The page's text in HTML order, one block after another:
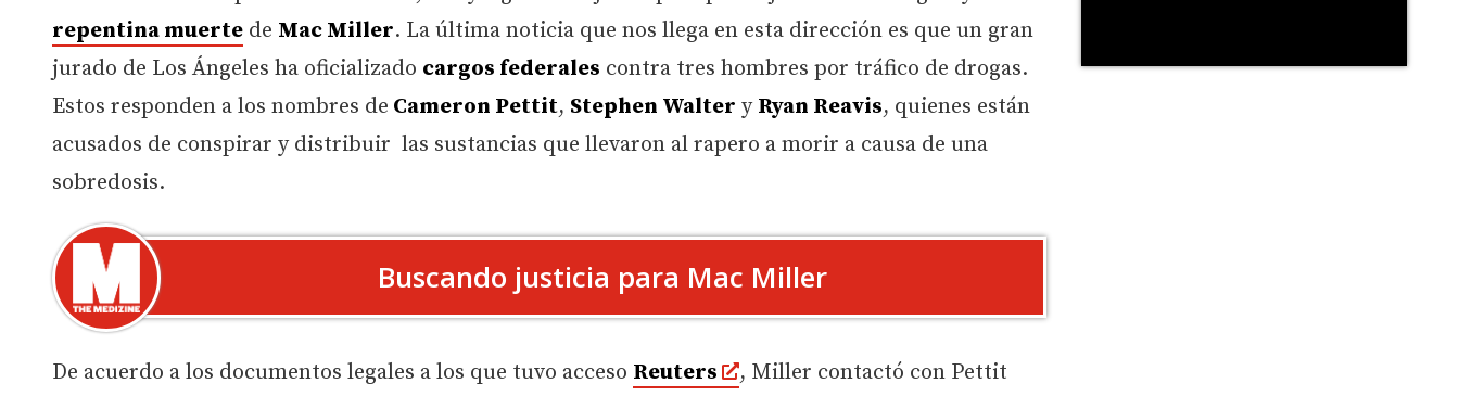
repentina muerte de Mac Miller. La última noticia que nos llega en esta dirección es que un gran
jurado de Los Ángeles ha oficializado cargos federales contra tres hombres por tráfico de drogas.
Estos responden a los nombres de Cameron Pettit, Stephen Walter y Ryan Reavis, quienes están
acusados de conspirar y distribuir las sustancias que llevaron al rapero a morir a causa de una
sobredosis.
Buscando justicia para Mac Miller
De acuerdo a los documentos legales a los que tuvo acceso Reuters
, Miller contactó con Pettit